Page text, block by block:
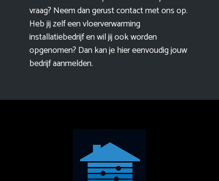
vraag? Neem dan gerust contact met ons op.
Heb jij zelf een vloerverwarming
installatiebedrijf en wil jij ook worden
opgenomen? Dan kan je hier eenvoudigjouw
bedrijf aanmelden.